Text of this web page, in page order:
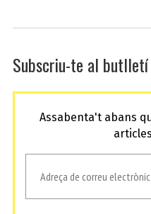
Subscriu-te al butlletí
Assabenta't abans